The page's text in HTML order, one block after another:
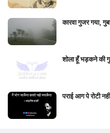
कारवा गुजर गया,
शोला हूँ भड़कने की
पराई आग पे रोटी